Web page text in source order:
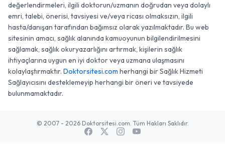
değerlendirmeleri, ilgili doktorun/uzmanın doğrudan veya dolaylı
emri, talebi, önerisi, tavsiyesi ve/veya ricası olmaksızın, ilgili
hasta/danışan tarafından bağımsız olarak yazılmaktadır. Bu web
sitesinin amacı, sağlık alanında kamuoyunun bilgilendirilmesini
sağlamak, sağlık okuryazarlığını artırmak, kişilerin sağlık
ihtiyaçlarına uygun en iyi doktor veya uzmana ulaşmasını
kolaylaştırmaktır. Doktorsitesi.com herhangi bir Sağlık Hizmeti
Sağlayıcısını desteklemeyip herhangi bir öneri ve tavsiyede
bulunmamaktadır.
© 2007 - 2026 Doktorsitesi.com. Tüm Hakları Saklıdır.